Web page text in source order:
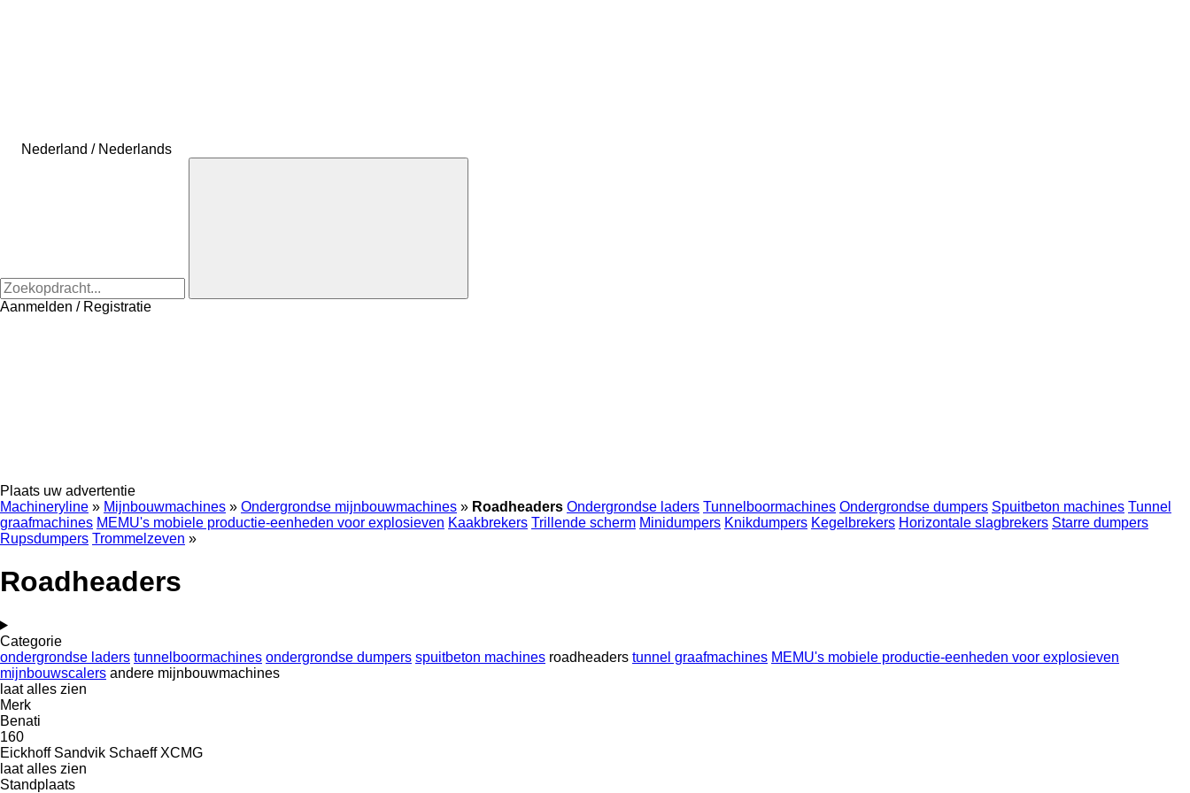
Nederland / Nederlands
Aanmelden / Registratie
Plaats uw advertentie
Machineryline » Mijnbouwmachines » Ondergrondse mijnbouwmachines » Roadheaders Ondergrondse laders Tunnelboormachines Ondergrondse dumpers Spuitbeton machines Tunnel
graafmachines MEMU's mobiele productie-eenheden voor explosieven Kaakbrekers Trillende scherm Minidumpers Knikdumpers Kegelbrekers Horizontale slagbrekers Starre dumpers
Rupsdumpers Trommelzeven »
Roadheaders
Categorie
ondergrondse laders tunnelboormachines ondergrondse dumpers spuitbeton machines roadheaders tunnel graafmachines MEMU's mobiele productie-eenheden voor explosieven
mijnbouwscalers andere mijnbouwmachines
laat alles zien
Merk
Benati
160
Eickhoff Sandvik Schaeff XCMG
laat alles zien
Standplaats